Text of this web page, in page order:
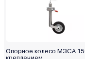
Опорное колесо МЗСА